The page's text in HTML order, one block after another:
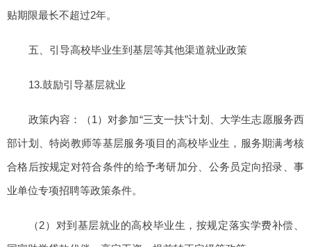
贴期限最长不超过2年。
五、引导高校毕业生到基层等其他渠道就业政策
13.鼓励引导基层就业
政策内容：（1）对参加“三支一扶”计划、大学生志愿服务西
部计划、特岗教师等基层服务项目的高校毕业生，服务期满考核
合格后按规定对符合条件的给予考研加分、公务员定向招录、事
业单位专项招聘等政策条件。
（2）对到基层就业的高校毕业生，按规定落实学费补偿、